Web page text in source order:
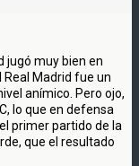
jugó muy bien en
Real Madrid fue un
anímico. Pero ojo,
lo que en defensa
primer partido de la
que el resultado